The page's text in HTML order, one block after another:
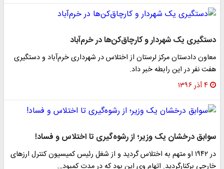
دستگیری یک شهردار و کارچاق‌کن‌ها در خرم‌آباد
معاون دادستان مرکز لرستان از اختلاس در شهرداری خرم‌آباد و دستگیری
هفت نفر در این رابطه خبر داد.
۴ آذر ۱۳۹۶
سوابق درخشان یک وزیر؛ از رشوه‌گیری تا اختلاس و فساد!
در ۱۹۴۲ او متهم به اختلاس گردید و از شغل رئیس کمیسیون کنترل ارزهای